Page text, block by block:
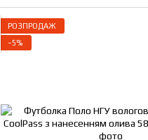
РОЗПРОДАЖ
−5%